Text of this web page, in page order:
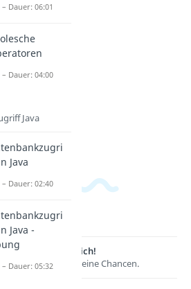
Lernen lohnt sich!
Entdecke hier deine Chancen.
Dauer: 06:01
Dauer: 04:00
Java
Java
– Dauer: 02:40
Java -
Dauer: 05:32